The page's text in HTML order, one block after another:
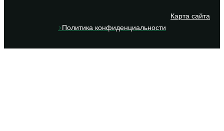
Карта сайта
>Политика конфиденциальности